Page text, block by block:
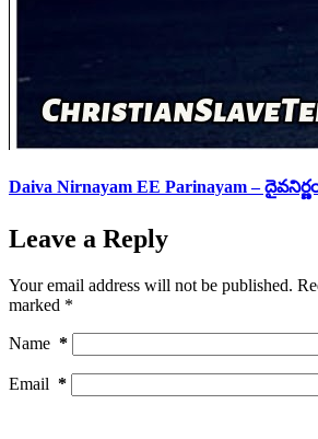
Daiva Nirnayam EE Parinayam –
Leave a Reply
Your email address will not be published.
marked *
Name *
Email *